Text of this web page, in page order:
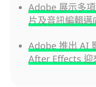
Adobe 展示多
片及音訊編輯邁
Adobe 推出 AI
After Effects 迎